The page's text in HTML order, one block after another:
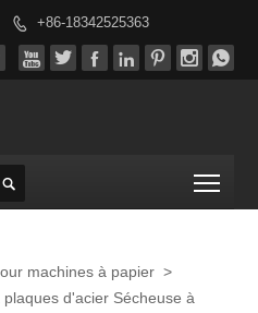
 +86-18342525363
      

machines à papier >
d'acier Sécheuse à